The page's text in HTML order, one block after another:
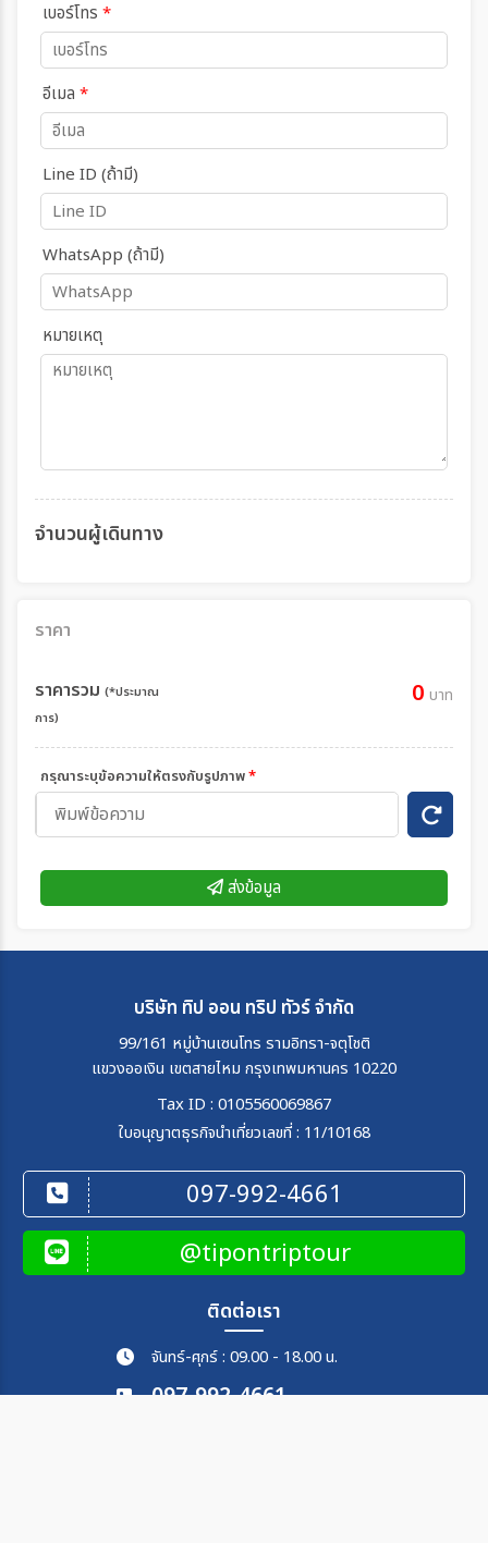
เบอร์โทร *
อีเมล *
Line ID (ถ้ามี)
WhatsApp (ถ้ามี)
หมายเหตุ
จำนวนผู้เดินทาง
ราคา
ราคารวม (*ประมาณ
การ)
0 บาท
กรุณาระบุข้อความให้ตรงกับรูปภาพ*
ส่งข้อมูล
บริษัท ทิป ออน ทริป ทัวร์ จำกัด
99/161 หมู่บ้านเซนโทร รามอิทรา-จตุโชติ
แขวงออเงิน เขตสายไหม กรุงเทพมหานคร 10220
Tax ID : 0105560069867
ใบอนุญาตธุรกิจนำเที่ยวเลขที่ : 11/10168
097-992-4661
@tipontriptour
ติดต่อเรา
จันทร์-ศุกร์ : 09.00 - 18.00 น.
097-992-4661